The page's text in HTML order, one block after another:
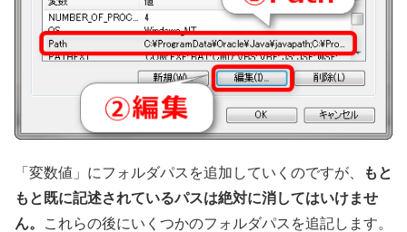
「変数値」にフォルダパスを追加していくのですが、
もと
もと既に記述されているパスは絶対に消してはいけませ
ん。
これらの後にいくつかのフォルダパスを追記します。